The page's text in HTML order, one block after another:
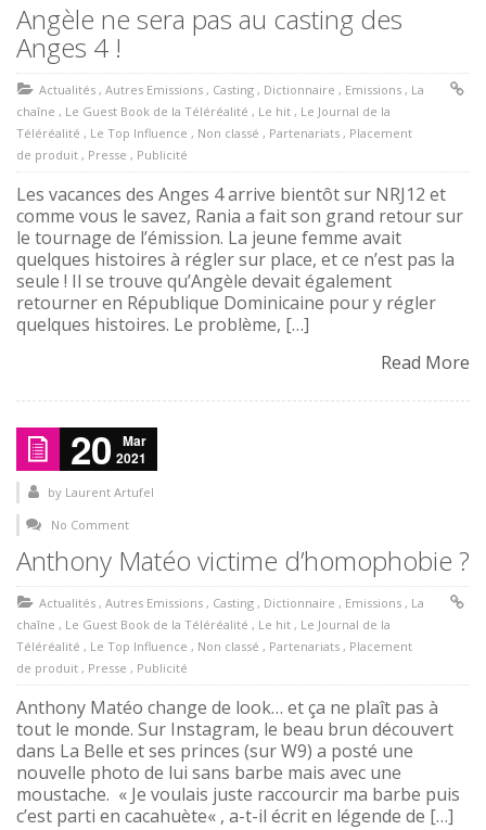
Angèle ne sera pas au casting des
Anges 4 !
Actualités , Autres Emissions , Casting , Dictionnaire , Emissions , La
chaîne , Le Guest Book de la Téléréalité , Le hit , Le Journal de la
Téléréalité , Le Top Influence , Non classé , Partenariats , Placement
de produit , Presse , Publicité
Les vacances des Anges 4 arrive bientôt sur NRJ12 et
comme vous le savez, Rania a fait son grand retour sur
le tournage de l’émission. La jeune femme avait
quelques histoires à régler sur place, et ce n’est pas la
seule ! Il se trouve qu’Angèle devait également
retourner en République Dominicaine pour y régler
quelques histoires. Le problème, […]
Read More
20
Mar
2021
by Laurent Artufel
No Comment
Anthony Matéo victime d’homophobie ?
Actualités , Autres Emissions , Casting , Dictionnaire , Emissions , La
chaîne , Le Guest Book de la Téléréalité , Le hit , Le Journal de la
Téléréalité , Le Top Influence , Non classé , Partenariats , Placement
de produit , Presse , Publicité
Anthony Matéo change de look… et ça ne plaît pas à
tout le monde. Sur Instagram, le beau brun découvert
dans La Belle et ses princes (sur W9) a posté une
nouvelle photo de lui sans barbe mais avec une
moustache. « Je voulais juste raccourcir ma barbe puis
c’est parti en cacahuète« , a-t-il écrit en légende de […]